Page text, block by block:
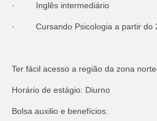
· Inglês intermediário
· Cursando Psicologia a partir do
Ter fácil acesso a região da zona norte.
Horário de estágio: Diurno
Bolsa auxilio e benefícios.